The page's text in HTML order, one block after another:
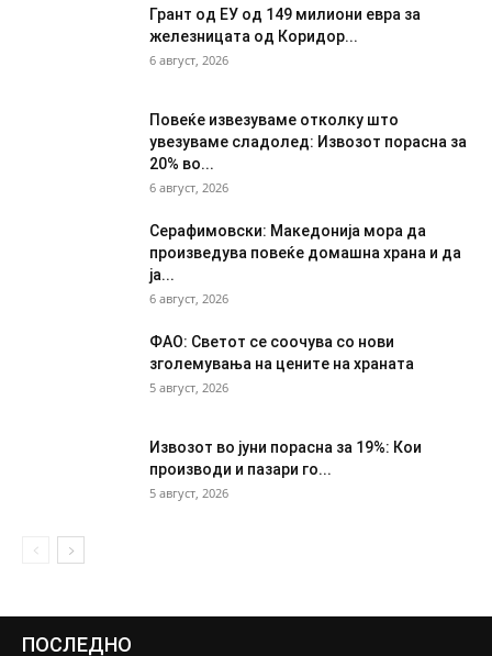
Грант од ЕУ од 149 милиони евра за
железницата од Коридор...
6 август, 2026
Повеќе извезуваме отколку што
увезуваме сладолед: Извозот порасна за
20% во...
6 август, 2026
Серафимовски: Македонија мора да
произведува повеќе домашна храна и да
ја...
6 август, 2026
ФАО: Светот се соочува со нови
зголемувања на цените на храната
5 август, 2026
Извозот во јуни порасна за 19%: Кои
производи и пазари го...
5 август, 2026
ПОСЛЕДНО